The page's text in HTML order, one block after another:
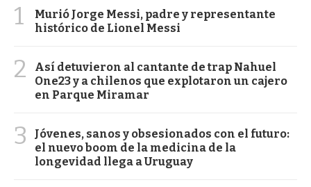
1
Murió Jorge Messi, padre y representante
histórico de Lionel Messi
2
Así detuvieron al cantante de trap Nahuel
One23 y a chilenos que explotaron un cajero
en Parque Miramar
3
Jóvenes, sanos y obsesionados con el futuro:
el nuevo boom de la medicina de la
longevidad llega a Uruguay